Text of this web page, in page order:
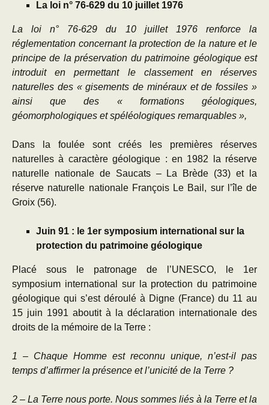
La loi n° 76-629 du 10 juillet 1976
La loi n° 76-629 du 10 juillet 1976 renforce la
réglementation concernant la protection de la nature et le
principe de la préservation du patrimoine géologique est
introduit en permettant le classement en réserves
naturelles des « gisements de minéraux et de fossiles »
ainsi que des « formations géologiques,
géomorphologiques et spéléologiques remarquables »,
Dans la foulée sont créés les premières réserves
naturelles à caractère géologique : en 1982 la réserve
naturelle nationale de Saucats – La Brède (33) et la
réserve naturelle nationale François Le Bail, sur l’île de
Groix (56).
Juin 91 : le 1er symposium international sur la
protection du patrimoine géologique
Placé sous le patronage de l’UNESCO, le 1er
symposium international sur la protection du patrimoine
géologique qui s’est déroulé à Digne (France) du 11 au
15 juin 1991 aboutit à la déclaration internationale des
droits de la mémoire de la Terre :
1 – Chaque Homme est reconnu unique, n’est-il pas
temps d’affirmer la présence et l’unicité de la Terre ?
2 – La Terre nous porte. Nous sommes liés à la Terre et la